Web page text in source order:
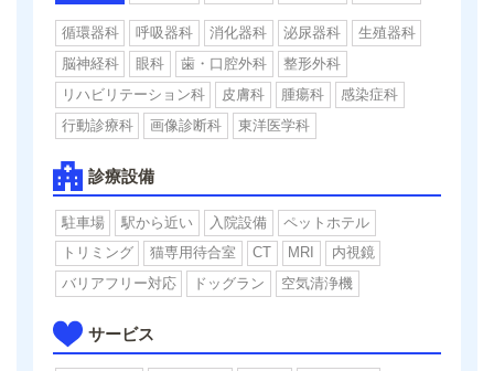
循環器科 呼吸器科 消化器科 泌尿器科
生殖器科
脳神経科
眼科 歯・口腔外科
整形外科
リハビリテーション科
皮膚科 腫瘍科
感染症科
行動診療科
画像診断科 東洋医学科
診療設備
駐車場 駅から近い 入院設備
ペットホテル
トリミング
猫専用待合室 CT MRI
内視鏡
バリアフリー対応
ドッグラン 空気清浄機
サービス